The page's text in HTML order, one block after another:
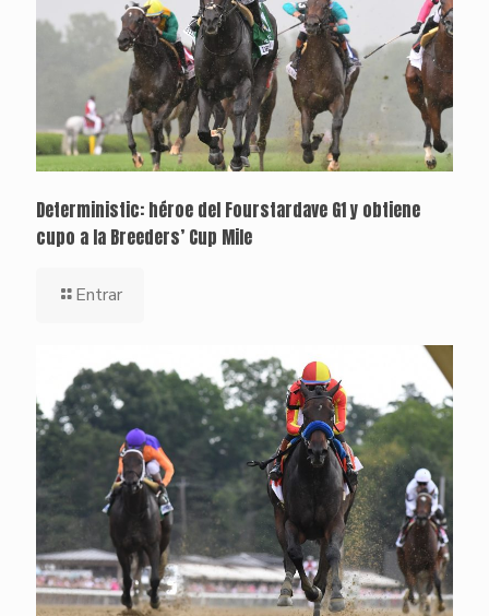
Deterministic: héroe del Fourstardave G1 y obtiene
cupo a la Breeders’ Cup Mile
Entrar